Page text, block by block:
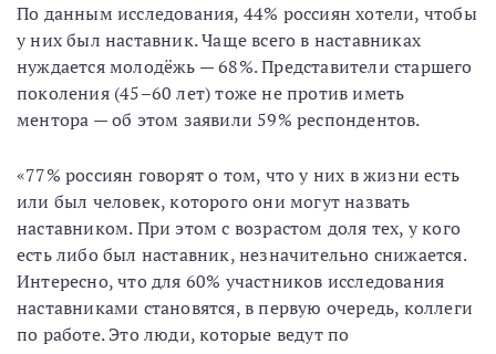
По данным исследования, 44% россиян хотели, чтобы
у них был наставник. Чаще всего в наставниках
нуждается молодёжь — 68%. Представители старшего
поколения (45–60 лет) тоже не против иметь
ментора — об этом заявили 59% респондентов.
«77% россиян говорят о том, что у них в жизни есть
или был человек, которого они могут назвать
наставником. При этом с возрастом доля тех, у кого
есть либо был наставник, незначительно снижается.
Интересно, что для 60% участников исследования
наставниками становятся, в первую очередь, коллеги
по работе. Это люди, которые ведут по